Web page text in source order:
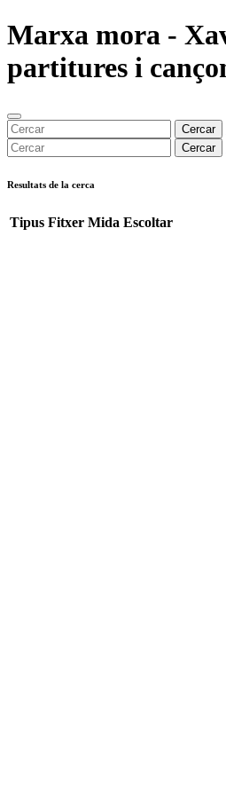
Marxa mora -
partitures i
Cercar
Cercar
Resultats de la cerca
Tipus Fitxer Mida Escoltar